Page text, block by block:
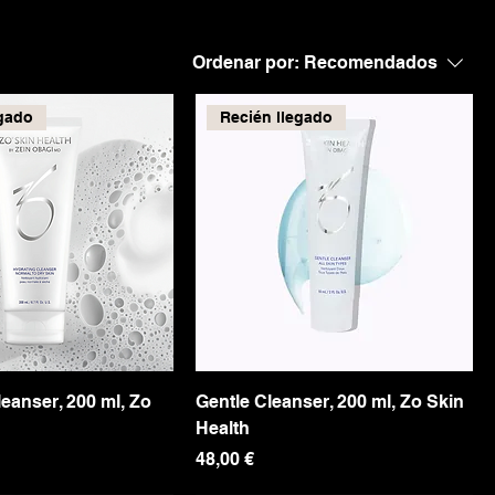
Ordenar por: Recomendados
200 ml, Zo
Recién llegado
Gentle Cleanser, 200 ml, Zo Skin
Health
Precio
48,00 €